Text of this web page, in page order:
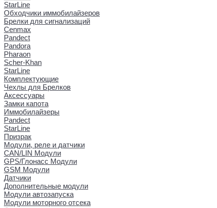
StarLine
Обходчики иммобилайзеров
Брелки для сигнализаций
Cenmax
Pandect
Pandora
Pharaon
Scher-Khan
StarLine
Комплектующие
Чехлы для Брелков
Аксессуары
Замки капота
Иммобилайзеры
Pandect
StarLine
Призрак
Модули, реле и датчики
CAN/LIN Модули
GPS/Глонасс Модули
GSM Модули
Датчики
Дополнительные модули
Модули автозапуска
Модули моторного отсека